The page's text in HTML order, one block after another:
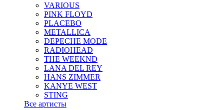
VARIOUS
PINK FLOYD
PLACEBO
METALLICA
DEPECHE MODE
RADIOHEAD
THE WEEKND
LANA DEL REY
HANS ZIMMER
KANYE WEST
STING
Все артисты